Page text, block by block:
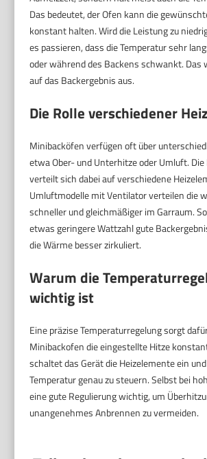
Das bedeutet, der Ofen kann die
konstant halten. Wird die Leistung zu
es passieren, dass die Temperatur sehr
oder während des Backens schwankt.
auf das Backergebnis aus.
Die Rolle verschiedener
Minibacköfen verfügen oft über
etwa Ober- und Unterhitze oder Umluft.
verteilt sich dabei auf verschiedene
Umluftmodelle mit Ventilator verteilen die
schneller und gleichmäßiger im Garraum.
etwas geringere Wattzahl gute
die Wärme besser zirkuliert.
Warum die
wichtig ist
Eine präzise Temperaturregelung sorgt
Minibackofen die eingestellte Hitze
schaltet das Gerät die Heizelemente ein
Temperatur genau zu steuern. Selbst bei
eine gute Regulierung wichtig, um
unangenehmes Anbrennen zu vermeiden.